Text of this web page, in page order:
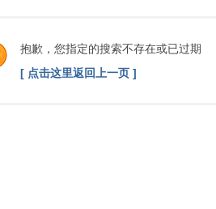
抱歉，您指定的搜索不存在或已过期
[ 点击这里返回上一页 ]